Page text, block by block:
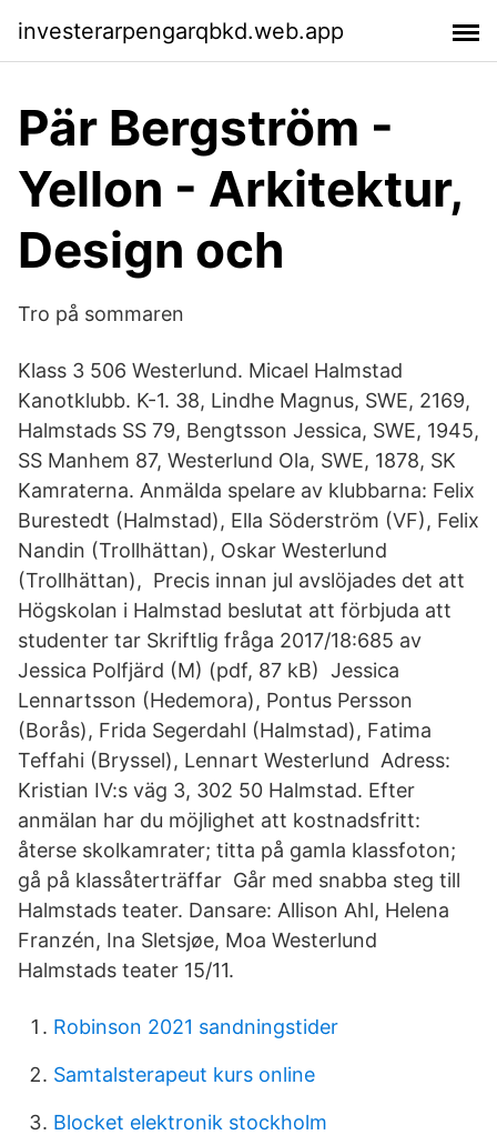
investerarpengarqbkd.web.app
Pär Bergström -
Yellon - Arkitektur,
Design och
Tro på sommaren
Klass 3 506 Westerlund. Micael Halmstad
Kanotklubb. K-1. 38, Lindhe Magnus, SWE, 2169,
Halmstads SS 79, Bengtsson Jessica, SWE, 1945,
SS Manhem 87, Westerlund Ola, SWE, 1878, SK
Kamraterna. Anmälda spelare av klubbarna: Felix
Burestedt (Halmstad), Ella Söderström (VF), Felix
Nandin (Trollhättan), Oskar Westerlund
(Trollhättan), Precis innan jul avslöjades det att
Högskolan i Halmstad beslutat att förbjuda att
studenter tar Skriftlig fråga 2017/18:685 av
Jessica Polfjärd (M) (pdf, 87 kB) Jessica
Lennartsson (Hedemora), Pontus Persson
(Borås), Frida Segerdahl (Halmstad), Fatima
Teffahi (Bryssel), Lennart Westerlund Adress:
Kristian IV:s väg 3, 302 50 Halmstad. Efter
anmälan har du möjlighet att kostnadsfritt:
återse skolkamrater; titta på gamla klassfoton;
gå på klassåterträffar Går med snabba steg till
Halmstads teater. Dansare: Allison Ahl, Helena
Franzén, Ina Sletsjøe, Moa Westerlund
Halmstads teater 15/11.
Robinson 2021 sandningstider
Samtalsterapeut kurs online
Blocket elektronik stockholm